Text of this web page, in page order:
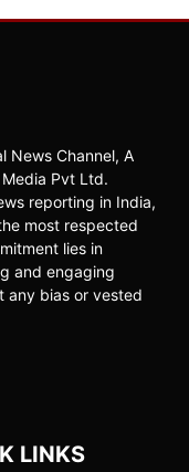
News Channel, A
Pvt Ltd.
reporting in India,
most respected
lies in
and engaging
any bias or vested
LINKS